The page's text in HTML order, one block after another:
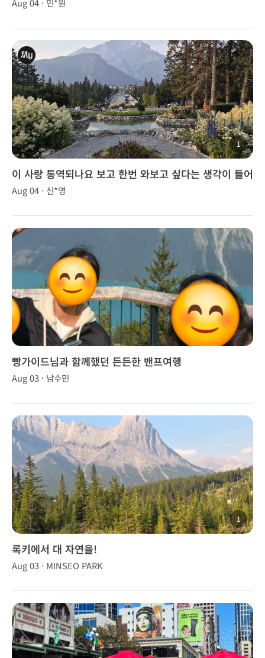
Aug 04 · 민*원
1
이 사랑 통역되나요 보고 한번 와보고 싶다는 생각이 들어
서 여름휴가차원에서 캐나다 방문
Aug 04 · 신*영
빵가이드님과 함께했던 든든한 밴프여행
Aug 03 · 남수민
1
록키에서 대 자연을!
Aug 03 · MINSEO PARK